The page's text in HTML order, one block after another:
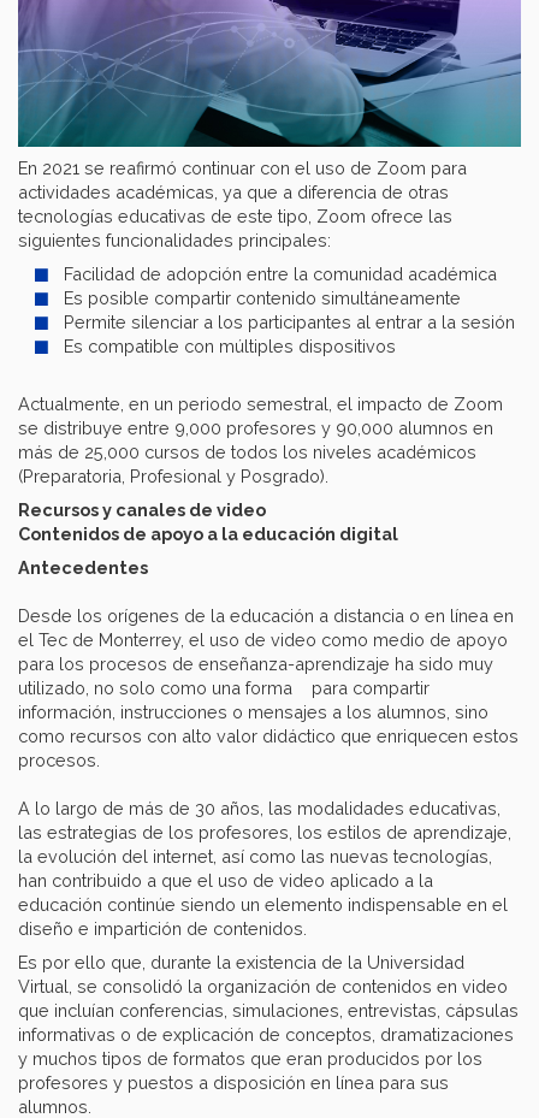
En 2021 se reafirmó continuar con el uso de Zoom para
actividades académicas, ya que a diferencia de otras
tecnologías educativas de este tipo, Zoom ofrece las
siguientes funcionalidades principales:
Facilidad de adopción entre la comunidad académica
Es posible compartir contenido simultáneamente
Permite silenciar a los participantes al entrar a la sesión
Es compatible con múltiples dispositivos
Actualmente, en un periodo semestral, el impacto de Zoom
se distribuye entre 9,000 profesores y 90,000 alumnos en
más de 25,000 cursos de todos los niveles académicos
(Preparatoria, Profesional y Posgrado).
Recursos y canales de video
Contenidos de apoyo a la educación digital
Antecedentes
Desde los orígenes de la educación a distancia o en línea en
el Tec de Monterrey, el uso de video como medio de apoyo
para los procesos de enseñanza-aprendizaje ha sido muy
utilizado, no solo como una forma para compartir
información, instrucciones o mensajes a los alumnos, sino
como recursos con alto valor didáctico que enriquecen estos
procesos.
A lo largo de más de 30 años, las modalidades educativas,
las estrategias de los profesores, los estilos de aprendizaje,
la evolución del internet, así como las nuevas tecnologías,
han contribuido a que el uso de video aplicado a la
educación continúe siendo un elemento indispensable en el
diseño e impartición de contenidos.
Es por ello que, durante la existencia de la Universidad
Virtual, se consolidó la organización de contenidos en video
que incluían conferencias, simulaciones, entrevistas, cápsulas
informativas o de explicación de conceptos, dramatizaciones
y muchos tipos de formatos que eran producidos por los
profesores y puestos a disposición en línea para sus
alumnos.